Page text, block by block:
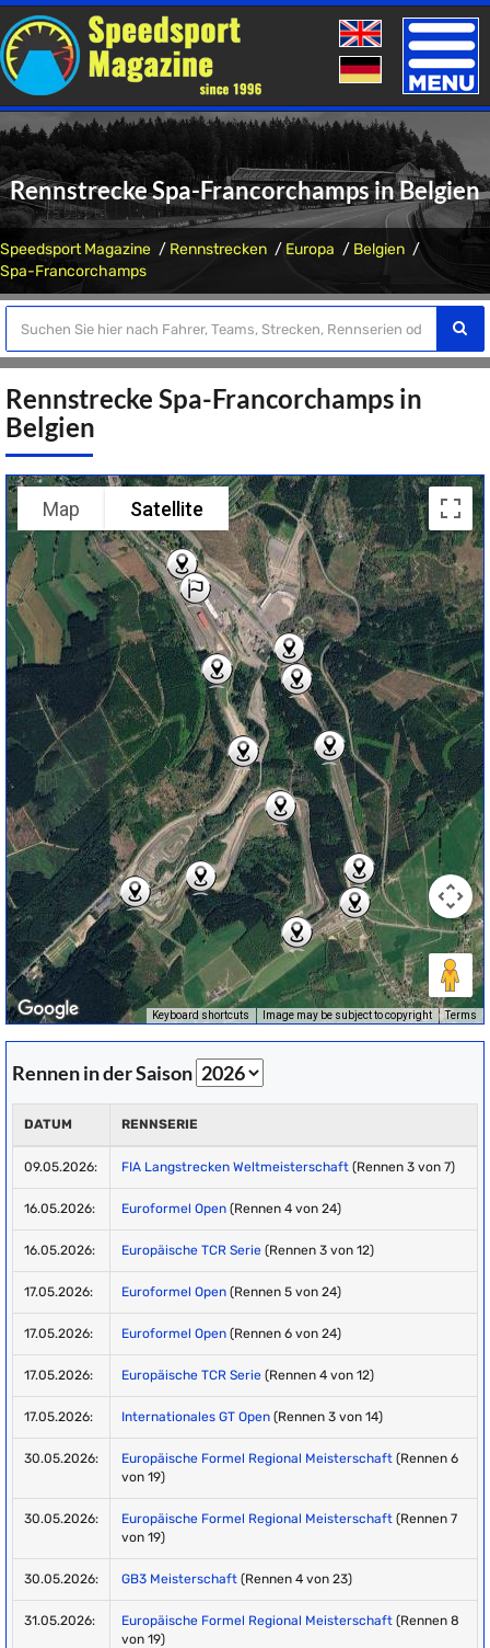
Toggle
Rennstrecke Spa-Francorchamps in Belgien
Speedsport Magazine Rennstrecken Europa
Belgien
Spa-Francorchamps
Rennstrecke Spa-Francorchamps in
Belgien
Map Satellite
Keyboard shortcuts Image may be subject to copyright Terms
Rennen in der Saison
DATUM RENNSERIE
09.05.2026: FIA Langstrecken Weltmeisterschaft (Rennen 3 von 7)
16.05.2026: Euroformel Open (Rennen 4 von 24)
16.05.2026: Europäische TCR Serie (Rennen 3 von 12)
17.05.2026: Euroformel Open (Rennen 5 von 24)
17.05.2026: Euroformel Open (Rennen 6 von 24)
17.05.2026: Europäische TCR Serie (Rennen 4 von 12)
17.05.2026: Internationales GT Open (Rennen 3 von 14)
30.05.2026: Europäische Formel Regional Meisterschaft (Rennen 6
von 19)
30.05.2026: Europäische Formel Regional Meisterschaft (Rennen 7
von 19)
30.05.2026: GB3 Meisterschaft (Rennen 4 von 23)
31.05.2026: Europäische Formel Regional Meisterschaft (Rennen 8
von 19)